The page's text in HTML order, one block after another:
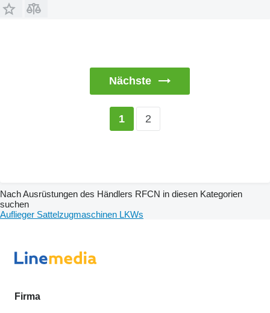
Nächste
1 2
Nach Ausrüstungen des Händlers RFCN in diesen Kategorien
suchen
Auflieger Sattelzugmaschinen LKWs
Firma